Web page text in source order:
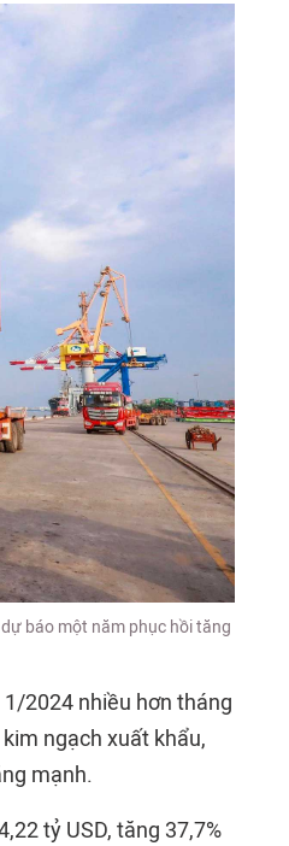
báo một năm phục hồi tăng
2024 nhiều hơn tháng
ngạch xuất khẩu,
mạnh.
tỷ USD, tăng 37,7%